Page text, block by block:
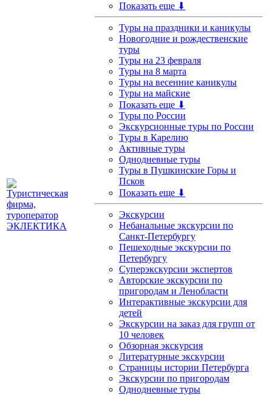
Показать еще ⬇
Туры на праздники и каникулы
Новогодние и рождественские
туры
Туры на 23 февраля
Туры на 8 марта
Туры на весенние каникулы
Туры на майские
Показать еще ⬇
Туры по России
Экскурсионные туры по России
Туры в Карелию
Активные туры
Однодневные туры
Туры в Пушкинские Горы и
Псков
Показать еще ⬇
Экскурсии
Небанальные экскурсии по
Санкт-Петербургу
Пешеходные экскурсии по
Петербургу
Суперэкскурсии экспертов
Авторские экскурсии по
пригородам и Ленобласти
Интерактивные экскурсии для
детей
Экскурсии на заказ для групп от
10 человек
Обзорная экскурсия
Литературные экскурсии
Страницы истории Петербурга
Экскурсии по пригородам
Однодневные туры